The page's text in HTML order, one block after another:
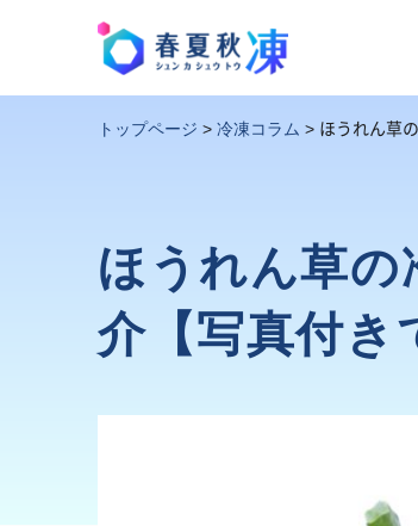
トップページ > 冷凍コラム > ほうれん草
ほうれん草の
介【写真付き